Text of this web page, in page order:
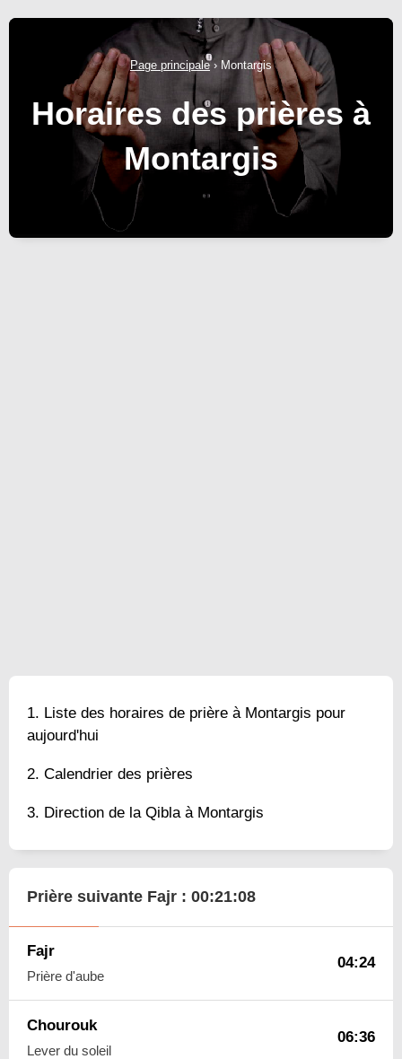
Page principale› Montargis
Horaires des prières à
Montargis
Liste des horaires de prière à Montargis pour
aujourd'hui
Calendrier des prières
Direction de la Qibla à Montargis
Prière suivante Fajr : 00:21:07
Fajr
Prière d'aube
04:24
Chourouk
Lever du soleil
06:36